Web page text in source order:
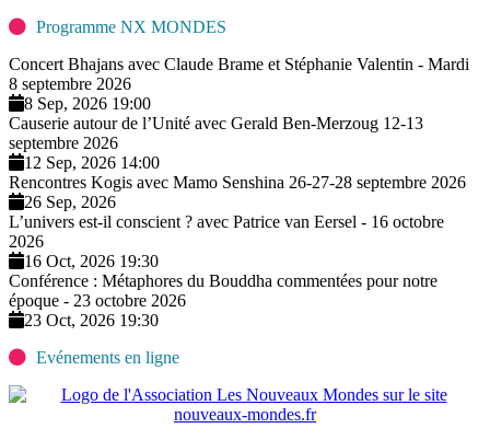
Programme NX MONDES
Concert Bhajans avec Claude Brame et Stéphanie Valentin - Mardi
8 septembre 2026
8 Sep, 2026 19:00
Causerie autour de l’Unité avec Gerald Ben-Merzoug 12-13
septembre 2026
12 Sep, 2026 14:00
Rencontres Kogis avec Mamo Senshina 26-27-28 septembre 2026
26 Sep, 2026
L’univers est-il conscient ? avec Patrice van Eersel - 16 octobre
2026
16 Oct, 2026 19:30
Conférence : Métaphores du Bouddha commentées pour notre
époque - 23 octobre 2026
23 Oct, 2026 19:30
Evénements en ligne